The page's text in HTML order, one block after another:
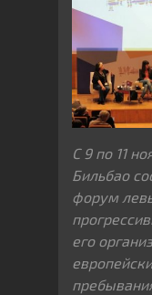
С 9 по 11
Бильбао
форум
его